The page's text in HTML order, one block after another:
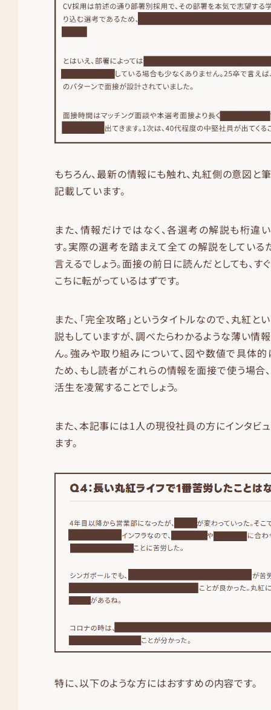
もちろん、最新の情報にも触れ、丸紅側の意図と
記載しています。
また、情報だけではなく、各選考の解説も桁違
す。実際の選考を踏まえて全ての解説をしている
言えるでしょう。面接の前日に読んだとしても、
こちに転がっているはずです。
また、「完全攻略」というタイトルなので、丸紅
説もしていますが、調べたらわかるような薄い情
ん。強みや取り組みについて、図や数値で具体的
ため、もし読者がこれらの情報を面接で使う場合
活生を凌駕することでしょう。
また、本記事には1人の現役社員の方にインタビ
ます。
特に、以下のような方にはおすすめの内容です。